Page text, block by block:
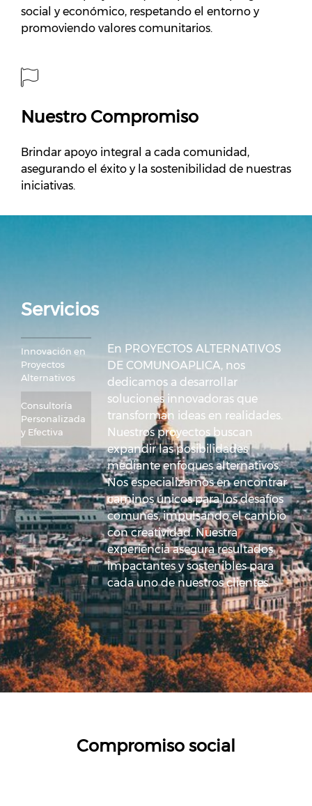
social y económico, respetando el entorno y
promoviendo valores comunitarios.
Nuestro Compromiso
Brindar apoyo integral a cada comunidad,
asegurando el éxito y la sostenibilidad de nuestras
iniciativas.
Servicios
Innovación en
Proyectos
Alternativos
Consultoría
Personalizada
y Efectiva
En PROYECTOS ALTERNATIVOS
DE COMUNOAPLICA, nos
dedicamos a desarrollar
soluciones innovadoras que
transforman ideas en realidades.
Nuestros proyectos buscan
expandir las posibilidades
mediante enfoques alternativos.
Nos especializamos en encontrar
caminos únicos para los desafíos
comunes, impulsando el cambio
con creatividad. Nuestra
experiencia asegura resultados
impactantes y sostenibles para
cada uno de nuestros clientes.
Compromiso social